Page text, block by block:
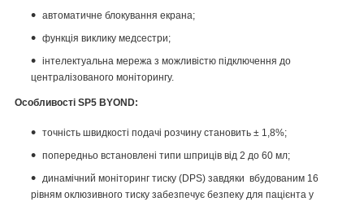
автоматичне блокування екрана;
функція виклику медсестри;
інтелектуальна мережа з можливістю підключення до
централізованого моніторингу.
Особливості SP5 BYOND:
точність швидкості подачі розчину становить ± 1,8%;
попередньо встановлені типи шприців від 2 до 60 мл;
динамічний моніторинг тиску (DPS) завдяки вбудованим 16
рівням оклюзивного тиску забезпечує безпеку для пацієнта у